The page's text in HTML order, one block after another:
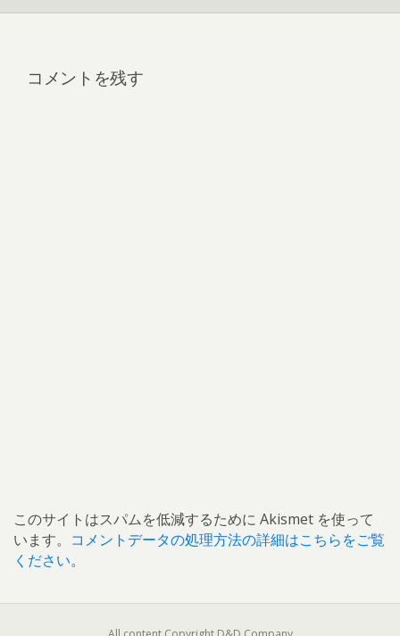
コメントを残す
このサイトはスパムを低減するために Akismet を使って
います。 コメントデータの処理方法の詳細はこちらをご覧
ください。